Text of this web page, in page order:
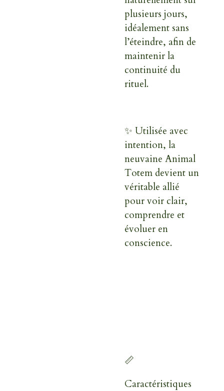
plusieurs jours,
idéalement sans
l’éteindre, afin de
maintenir la
continuité du
rituel.
✨ Utilisée avec
intention, la
neuvaine Animal
Totem devient un
véritable allié
pour voir clair,
comprendre et
évoluer en
conscience.
📏
Caractéristiques